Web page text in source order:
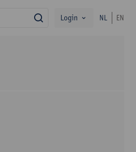
zoekLogin NL EN